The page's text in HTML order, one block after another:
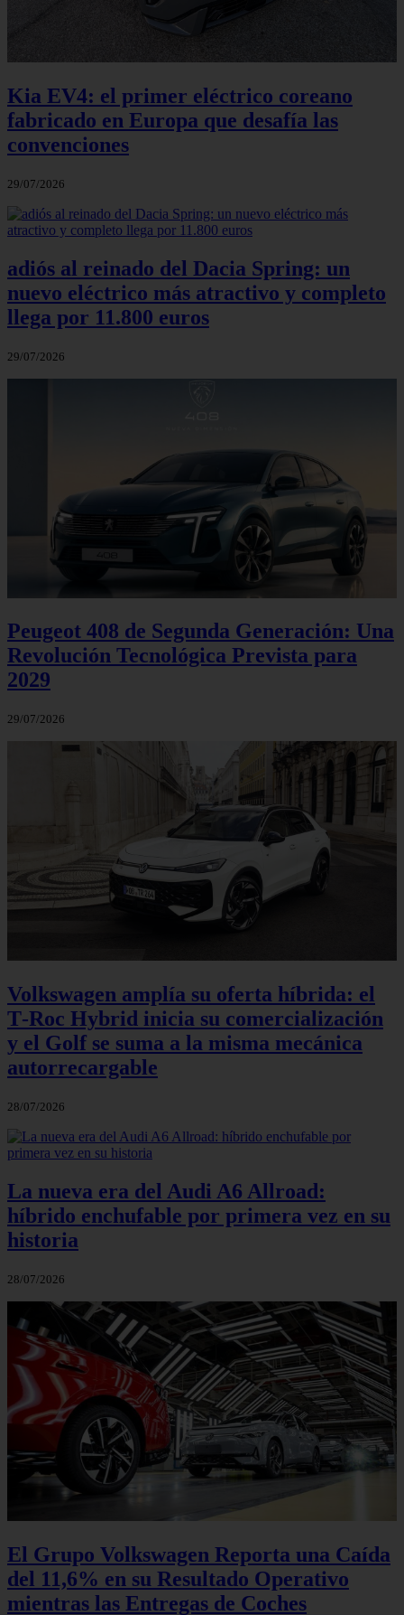
Kia EV4: el primer eléctrico coreano
fabricado en Europa que desafía las
convenciones
29/07/2026
adiós al reinado del Dacia Spring: un
nuevo eléctrico más atractivo y completo
llega por 11.800 euros
29/07/2026
Peugeot 408 de Segunda Generación: Una
Revolución Tecnológica Prevista para
2029
29/07/2026
Volkswagen amplía su oferta híbrida: el
T‑Roc Hybrid inicia su comercialización
y el Golf se suma a la misma mecánica
autorrecargable
28/07/2026
La nueva era del Audi A6 Allroad:
híbrido enchufable por primera vez en su
historia
28/07/2026
El Grupo Volkswagen Reporta una Caída
del 11,6% en su Resultado Operativo
mientras las Entregas de Coches